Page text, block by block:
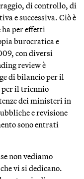
di controllo, di
e successiva. Ciò è
ha per effetti
burocratica e
con diversi
review è
di bilancio per il
per il triennio
dei ministeri in
e revisione
sono entrati
non vediamo
vi si dedicano.